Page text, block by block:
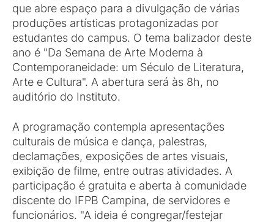
que abre espaço para a divulgação de várias
produções artísticas protagonizadas por
estudantes do campus. O tema balizador deste
ano é "Da Semana de Arte Moderna à
Contemporaneidade: um Século de Literatura,
Arte e Cultura". A abertura será às 8h, no
auditório do Instituto.
A programação contempla apresentações
culturais de música e dança, palestras,
declamações, exposições de artes visuais,
exibição de filme, entre outras atividades. A
participação é gratuita e aberta à comunidade
discente do IFPB Campina, de servidores e
funcionários. "A ideia é congregar/festejar